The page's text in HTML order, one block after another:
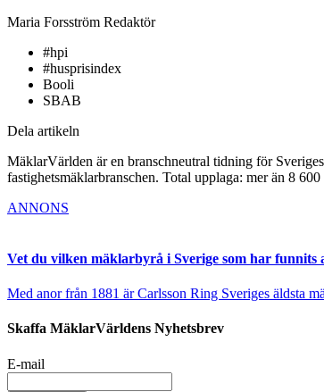
Maria Forsström Redaktör
#hpi
#husprisindex
Booli
SBAB
Dela artikeln
MäklarVärlden är en branschneutral tidning för
fastighetsmäklarbranschen. Total upplaga: mer än 8
ANNONS
Vet du vilken mäklarbyrå i Sverige som har
Med anor från 1881 är Carlsson Ring Sveriges äldsta
Skaffa MäklarVärldens Nyhetsbrev
E-mail